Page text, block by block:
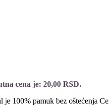
cena je: 20,00 RSD.
100% pamuk bez oštećenja